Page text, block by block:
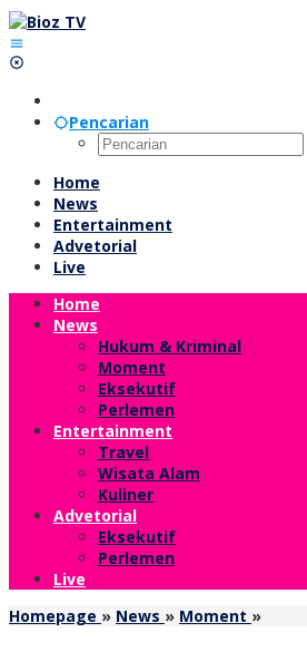
Lewati
ke
konten
Pencarian
Home
News
Entertainment
Advetorial
Live
Home
News
Hukum & Kriminal
Moment
Eksekutif
Perlemen
Entertainment
Travel
Wisata Alam
Kuliner
Advetorial
Eksekutif
Perlemen
Live
Homepage » News » Moment »2